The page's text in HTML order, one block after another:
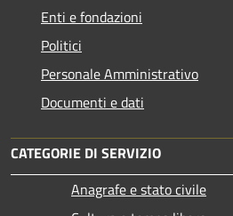
Enti e fondazioni
Politici
Personale Amministrativo
Documenti e dati
CATEGORIE DI SERVIZIO
Anagrafe e stato civile